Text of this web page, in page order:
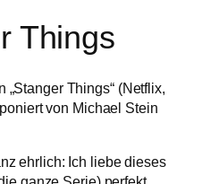
Things
„Stanger Things“ (Netflix,
von Michael Stein
ehrlich: Ich liebe dieses